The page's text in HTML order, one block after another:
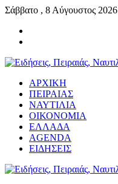
Σάββατο , 8 Αύγουστος 2026
ΑΡΧΙΚΗ
ΠΕΙΡΑΙΑΣ
ΝΑΥΤΙΛΙΑ
ΟΙΚΟΝΟΜΙΑ
ΕΛΛΑΔΑ
AGENDA
ΕΙΔΗΣΕΙΣ